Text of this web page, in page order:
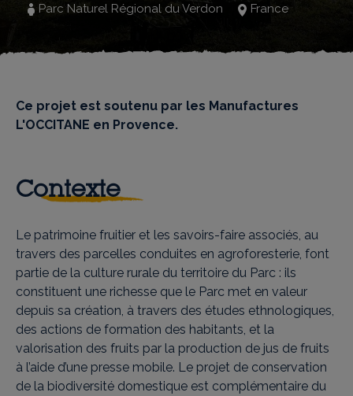
Parc Naturel Régional du Verdon France
Ce projet est soutenu par les Manufactures
L'OCCITANE en Provence.
Contexte
Le patrimoine fruitier et les savoirs-faire associés, au
travers des parcelles conduites en agroforesterie, font
partie de la culture rurale du territoire du Parc : ils
constituent une richesse que le Parc met en valeur
depuis sa création, à travers des études ethnologiques,
des actions de formation des habitants, et la
valorisation des fruits par la production de jus de fruits
à l’aide d’une presse mobile. Le projet de conservation
de la biodiversité domestique est complémentaire du